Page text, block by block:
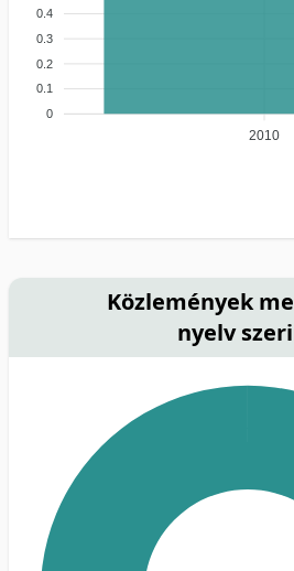
0.4
0.3
0.2
0.1
0
2010
Közlemények
nyelv